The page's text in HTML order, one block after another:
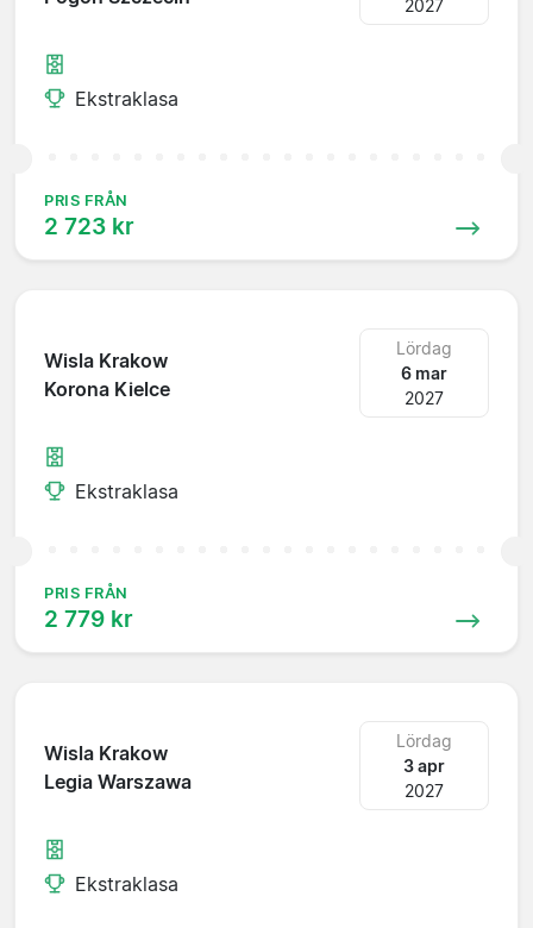
2027
Ekstraklasa
PRIS FRÅN
2 723 kr
Wisla Krakow
Korona Kielce
Lördag
6 mar
2027
Ekstraklasa
PRIS FRÅN
2 779 kr
Wisla Krakow
Legia Warszawa
Lördag
3 apr
2027
Ekstraklasa